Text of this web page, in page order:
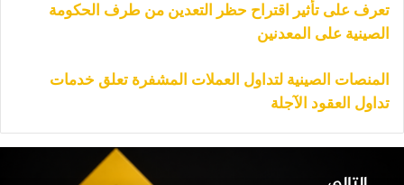
تعرف على تأثير اقتراح حظر التعدين من طرف الحكومة
الصينية على المعدنين
المنصات الصينية لتداول العملات المشفرة تعلق خدمات
تداول العقود الآجلة